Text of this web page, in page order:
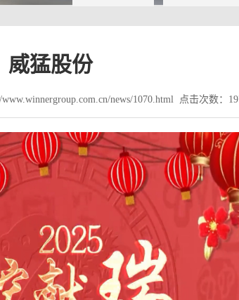
威猛股份
news/1070.html 点击次数：